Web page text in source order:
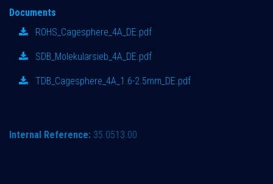
Documents
ROHS_Cagesphere_4A_DE.pdf
SDB_Molekularsieb_4A_DE.pdf
TDB_Cagesphere_4A_1.6-2.5mm_DE.pdf
Internal Reference: 35.0513.00